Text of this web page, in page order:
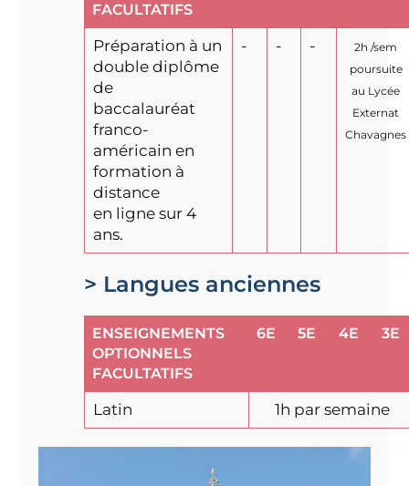
FACULTATIFS
Préparation à un
double diplôme
de
baccalauréat
franco-
américain en
formation à
distance
en ligne sur 4
ans.
- - -
2h /sem
poursuite
au Lycée
Externat
Chavagnes
> Langues anciennes
ENSEIGNEMENTS
OPTIONNELS
FACULTATIFS
6E 5E 4E 3E
Latin 1h par semaine